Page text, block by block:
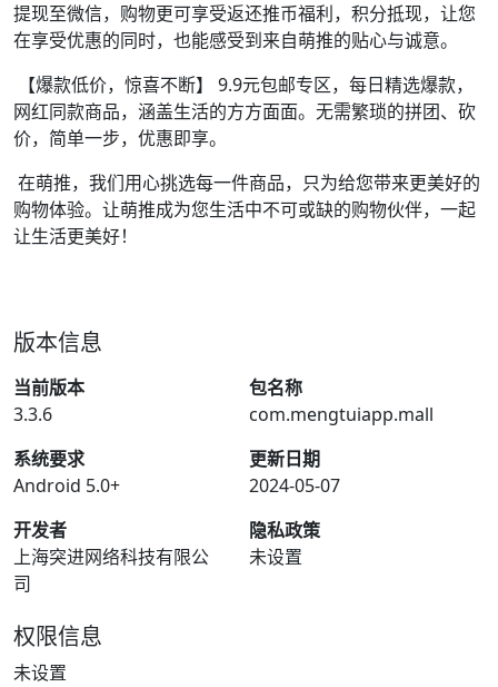
提现至微信，购物更可享受返还推币福利，积分抵现，让您
在享受优惠的同时，也能感受到来自萌推的贴心与诚意。
【爆款低价，惊喜不断】 9.9元包邮专区，每日精选爆款，
网红同款商品，涵盖生活的方方面面。无需繁琐的拼团、砍
价，简单一步，优惠即享。
在萌推，我们用心挑选每一件商品，只为给您带来更美好的
购物体验。让萌推成为您生活中不可或缺的购物伙伴，一起
让生活更美好！
版本信息
当前版本
3.3.6
包名称
com.mengtuiapp.mall
系统要求
Android 5.0+
更新日期
2024-05-07
开发者
上海突进网络科技有限公
司
隐私政策
未设置
权限信息
未设置